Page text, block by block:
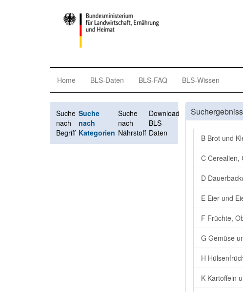
Home BLS-Daten BLS-FAQ BLS-Wissen
Suche
nach
Begriff
Suche
nach
Kategorien
Suche
nach
Nährstoff
Download
BLS-
Daten
B Brot und
C Cerealien,
D
E Eier und
F Früchte,
G Gemüse
H
K Kartoffeln